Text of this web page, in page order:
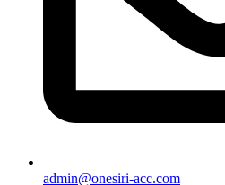
admin@onesiri-acc.com